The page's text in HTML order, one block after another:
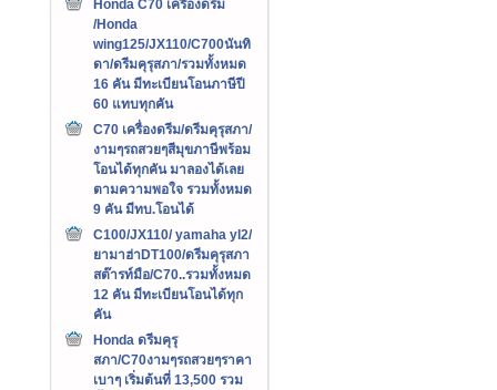
Honda C70 เครืองดรีม
/Honda
wing125/JX110/C700นันทิ
ดา/ดรีมคุรุสภา/รวมทั้งหมด
16 คัน มีทะเบียนโอนภาษีปี
60 แทบทุกคัน
C70 เครื่องดรีม/ดรีมคุรุสภา/
งามๆรถสวยๆสีมุขภาษีพร้อม
โอนได้ทุกคัน มาลองได้เลย
ตามความพอใจ รวมทั้งหมด
9 คัน มีทบ.โอนได้
C100/JX110/ yamaha yl2/
ยามาฮ่าDT100/ดรีมคุรุสภา
สต๊ารท์มือ/C70..รวมทั้งหมด
12 คัน มีทะเบียนโอนได้ทุก
คัน
Honda ดรีมคุรุ
สภา/C70งามๆรถสวยๆราคา
เบาๆ เริ่มต้นที่ 13,500 รวม